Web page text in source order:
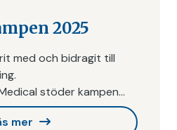
2025
med och bidragit till
stöder kampen
mer